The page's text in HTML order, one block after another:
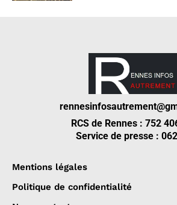
RCS de Rennes : 752
Service de presse :
Mentions légales
Politique de confidentialité